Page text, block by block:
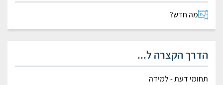
מה חדש?
הדרך הקצרה ל...
תחומי דעת - למידה